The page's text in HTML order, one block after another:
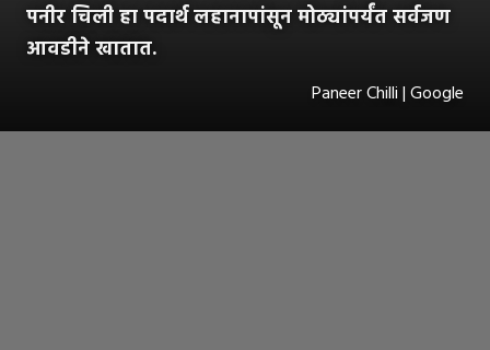
पनीर चिली हा पदार्थ लहानापांसून मोठ्यांपर्यंत सर्वजण
आवडीने खातात.
Paneer Chilli | Google